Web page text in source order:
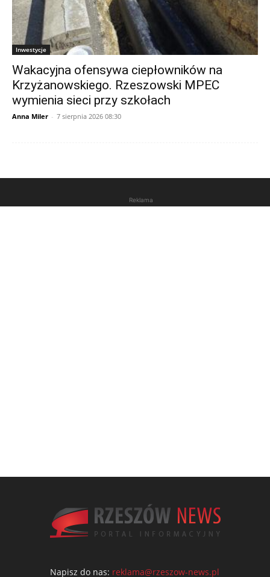
Inwestycje
Wakacyjna ofensywa ciepłowników na
Krzyżanowskiego. Rzeszowski MPEC
wymienia sieci przy szkołach
Anna Miler - 7 sierpnia 2026 08:30
Reklama
Napisz do nas: reklama@rzeszow-news.pl